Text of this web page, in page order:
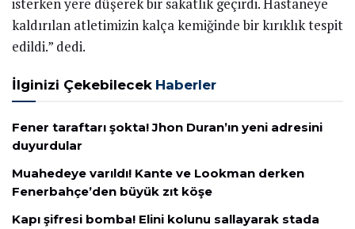
isterken yere düşerek bir sakatlık geçirdi. Hastaneye
kaldırılan atletimizin kalça kemiğinde bir kırıklık tespit
edildi.” dedi.
İlginizi Çekebilecek Haberler
Fener taraftarı şokta! Jhon Duran’ın yeni adresini
duyurdular
Muahedeye varıldı! Kante ve Lookman derken
Fenerbahçe’den büyük zıt köşe
Kapı şifresi bomba! Elini kolunu sallayarak stada